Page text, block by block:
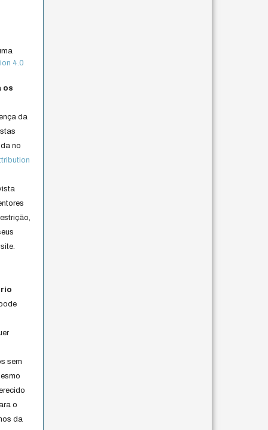
4.0
os
da
no
sem
o
da